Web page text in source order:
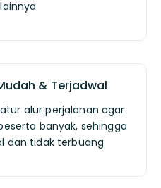
& Terjadwal
alur perjalanan agar
banyak, sehingga
dan tidak terbuang